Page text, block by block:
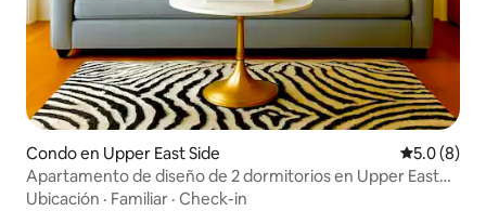
Condo en Upper East Side
5.0 (8)
Apartamento de diseño de 2 dormitorios en Upper East
Side.
Ubicación · Familiar · Check-in